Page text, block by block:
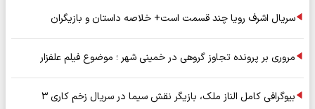
سریال اشرف رویا چند قسمت است+ خلاصه داستان و بازیگران
مروری بر پرونده تجاوز گروهی در خمینی شهر ؛ موضوع فیلم علفزار
بیوگرافی کامل الناز ملک، بازیگر نقش سیما در سریال زخم کاری ۳